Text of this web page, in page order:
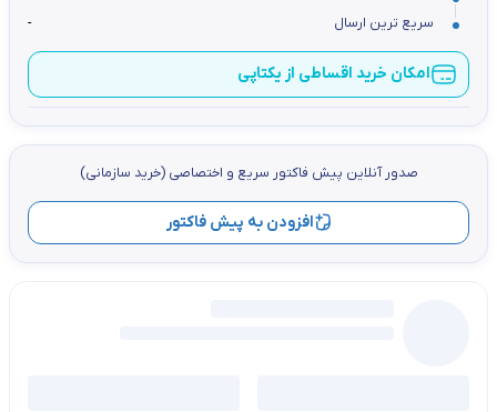
سریع ترین ارسال
-
امکان خرید اقساطی از یکتاپی
صدور آنلاین پيش فاكتور سریع و اختصاصي (خرید سازمانی)
افزودن به پیش فاکتور